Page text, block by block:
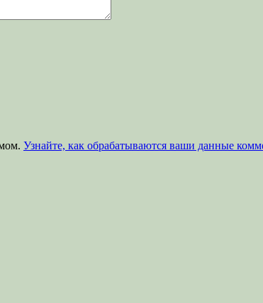
Узнайте, как обрабатываются ваши данные